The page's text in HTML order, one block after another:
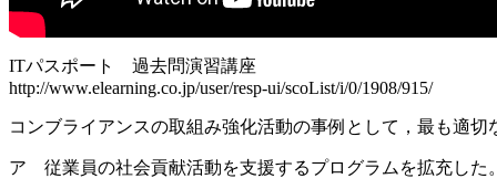
ITパスポート 過去問演習講座
http://www.elearning.co.jp/user/resp-ui/scoList/i/0/1908/915/
コンブライアンスの取組み強化活動の事例として，最も適切
ア 従業員の社会貢献活動を支援するプログラムを拡充した。